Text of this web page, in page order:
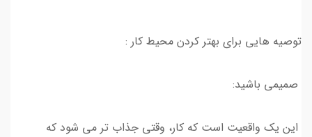
توصیه هایی برای بهتر کردن محیط کار :
صمیمی باشید:
این یک واقعیت است که کار، وقتی جذاب ‌تر می‌ شود که